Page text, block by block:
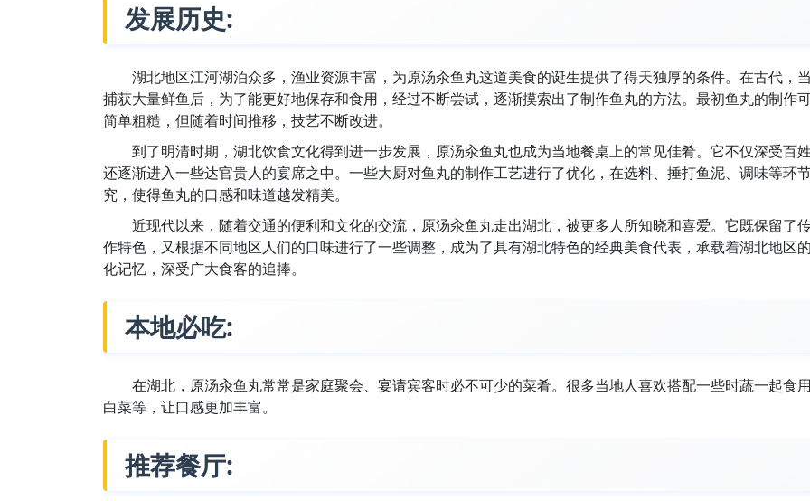
发展历史:
湖北地区江河湖泊众多，渔业资源丰富，为原汤汆鱼丸这道美食的诞生提供了得天独厚的条件。在古代，
捕获大量鲜鱼后，为了能更好地保存和食用，经过不断尝试，逐渐摸索出了制作鱼丸的方法。最初鱼丸的制作
简单粗糙，但随着时间推移，技艺不断改进。
到了明清时期，湖北饮食文化得到进一步发展，原汤汆鱼丸也成为当地餐桌上的常见佳肴。它不仅深受百
还逐渐进入一些达官贵人的宴席之中。一些大厨对鱼丸的制作工艺进行了优化，在选料、捶打鱼泥、调味等环
究，使得鱼丸的口感和味道越发精美。
近现代以来，随着交通的便利和文化的交流，原汤汆鱼丸走出湖北，被更多人所知晓和喜爱。它既保留了
作特色，又根据不同地区人们的口味进行了一些调整，成为了具有湖北特色的经典美食代表，承载着湖北地区
化记忆，深受广大食客的追捧。
本地必吃:
在湖北，原汤汆鱼丸常常是家庭聚会、宴请宾客时必不可少的菜肴。很多当地人喜欢搭配一些时蔬一起食
白菜等，让口感更加丰富。
推荐餐厅: